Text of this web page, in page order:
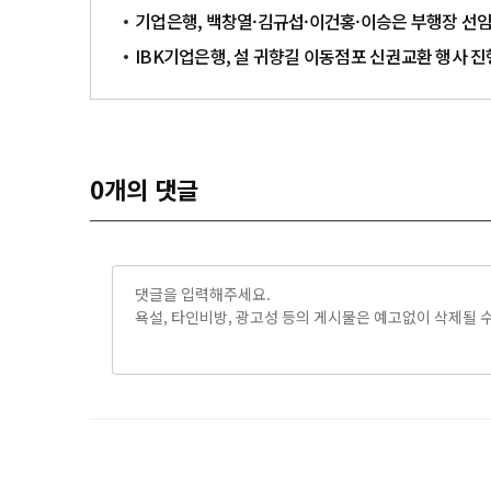
기업은행, 백창열·김규섭·이건홍·이승은 부행장 선임
IBK기업은행, 설 귀향길 이동점포 신권교환 행사 진
0개의 댓글